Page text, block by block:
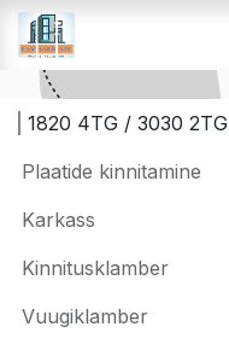
SKIP TO CONTENT
1820 4TG / 3030 2TG ​
Plaatide kinnitamine
Karkass
Kinnitusklamber
Vuugiklamber